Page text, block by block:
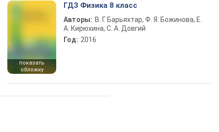
показать
обложку
ГДЗ Физика 8 класс
Авторы: В. Г. Барьяхтар, Ф. Я. Божинова, Е.
А. Кирюхина, С. А. Довгий
Год: 2016